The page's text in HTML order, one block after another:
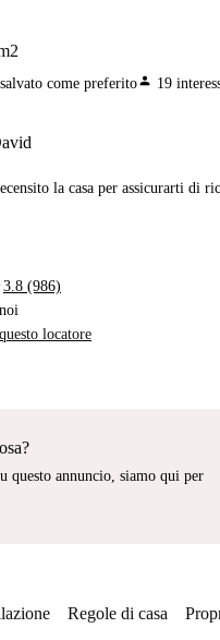
come preferitoperson 19
la casa per assicurarti di
3.8 (986)
locatore
questo annuncio, siamo qui per
Regole di casa